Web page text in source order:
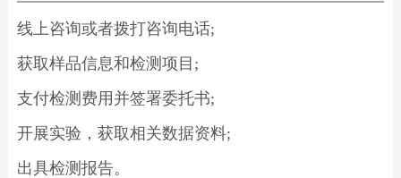
线上咨询或者拨打咨询电话;
获取样品信息和检测项目;
支付检测费用并签署委托书;
开展实验，获取相关数据资料;
出具检测报告。